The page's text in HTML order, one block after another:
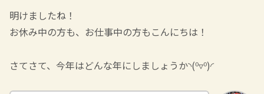
明けましたね！
お休み中の方も、お仕事中の方もこんにちは！
さてさて、今年はどんな年にしましょうか◝(⁰▿⁰)◜